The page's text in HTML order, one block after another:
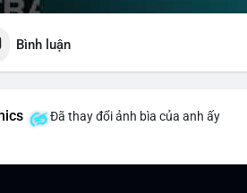
Bình luận
Đã thay đổi ảnh bìa của anh ấy